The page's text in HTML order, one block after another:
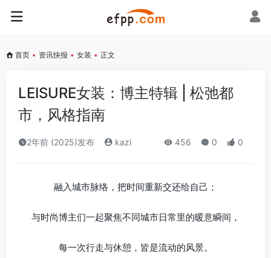
首页 • 资讯快报 • 女装 • 正文
LEISURE女装：博主特辑 | 松弛都
市，风格指南
2年前 (2025)发布 kazi 456 0 0
融入城市脉络，把时间重新交还给自己；
与时尚博主们一起聚焦不同城市日常里的暖意瞬间，
每一次行走与休憩，皆是流动的风景。